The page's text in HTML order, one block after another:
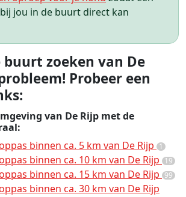
jou in de buurt direct kan
zoeken van De
Probeer een
van De Rijp met de
binnen ca. 5 km van De Rijp 1
binnen ca. 10 km van De Rijp 19
binnen ca. 15 km van De Rijp 99
binnen ca. 30 km van De Rijp